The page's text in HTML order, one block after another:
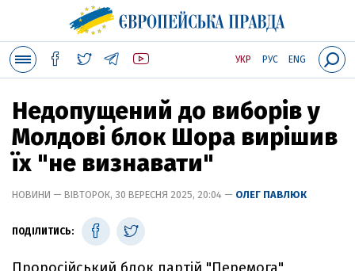
УКР РУС ENG
Недопущений до виборів у
Молдові блок Шора вирішив
їх "не визнавати"
НОВИНИ — ВІВТОРОК, 30 ВЕРЕСНЯ 2025, 20:04 — ОЛЕГ ПАВЛЮК
ПОДІЛИТИСЬ: